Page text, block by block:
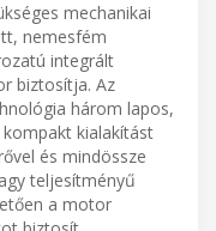
mechanikai
nemesfém
integrált
biztosítja. Az
három lapos,
kialakítást
és mindössze
teljesítményű
a motor